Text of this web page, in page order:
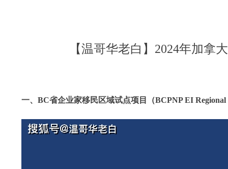
【温哥华老白】2024年加拿
一、BC省企业家移民区域试点项目（BCPNP EI